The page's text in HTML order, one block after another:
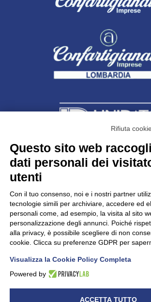
Unidata s.r.lcon unico
Largo dell’Artigianato, 1 - 23100
C.F. 00481790145 - N.REA SO-
PEC:
Cap. soc. euro 100.000,00
UNIDATA - Informativa privacy (per i clienti)
Rifiuta
Questo sito web
dati personali dei
utenti
Con il tuo consenso, noi e i nostri partner
tecnologie simili per archiviare, accedere ed
personali come, ad esempio, la visita al sito
personalizzazione degli annunci. Poiché
alla privacy, è possibile scegliere di non
cookie. Clicca su preferenze GDPR per
Visualizza la Cookie Policy Completa
Powered by
ACCETTA TUTTO